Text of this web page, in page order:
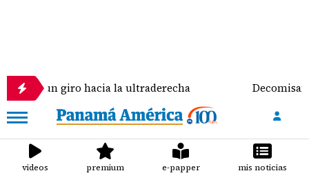
un giro hacia la ultraderecha Decomisan 785
videos premium e-papper mis noticias